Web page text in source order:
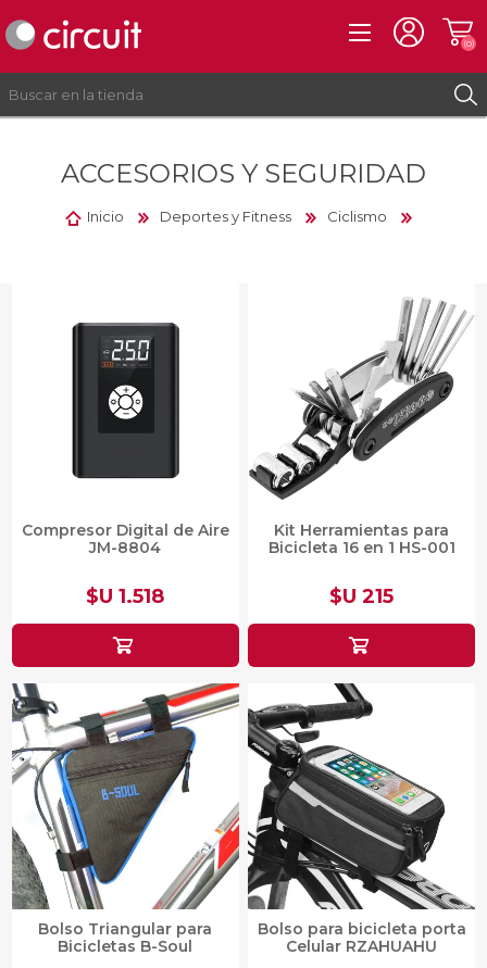
REGISTRO
INICIAR SESIÓN
(0)
ACCESORIOS Y SEGURIDAD
Inicio Deportes y Fitness Ciclismo
Compresor Digital de Aire
JM-8804
$U 1.518
Kit Herramientas para
Bicicleta 16 en 1 HS-001
$U 215
Bolso Triangular para
Bicicletas B-Soul
Bolso para bicicleta porta
Celular RZAHUAHU